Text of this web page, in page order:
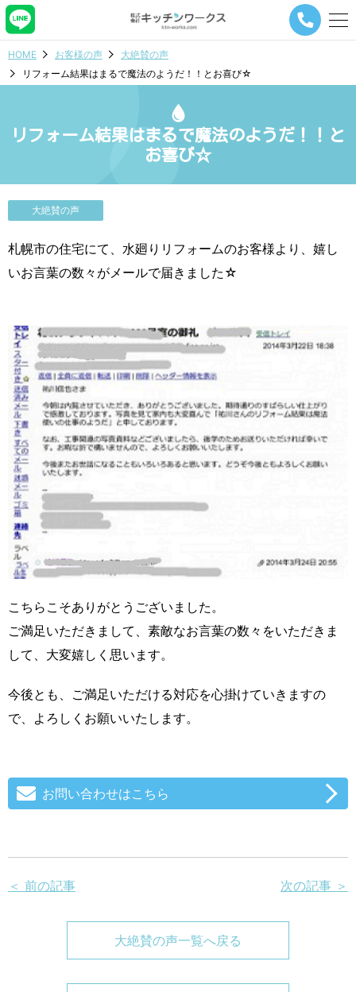
メ
ナ
シ
ボ
HOME お客様の声
大絶賛の声
リフォーム結果はまるで魔法のようだ！！とお喜び☆
リフォーム結果はまるで魔法のようだ！！と
お喜び☆
大絶賛の声
札幌市の住宅にて、水廻りリフォームのお客様より、嬉し
いお言葉の数々がメールで届きました☆
こちらこそありがとうございました。
ご満足いただきまして、素敵なお言葉の数々をいただきま
して、大変嬉しく思います。
今後とも、ご満足いただける対応を心掛けていきますの
で、よろしくお願いいたします。
お問い合わせはこちら
＜ 前の記事 次の記事 ＞
大絶賛の声一覧へ戻る